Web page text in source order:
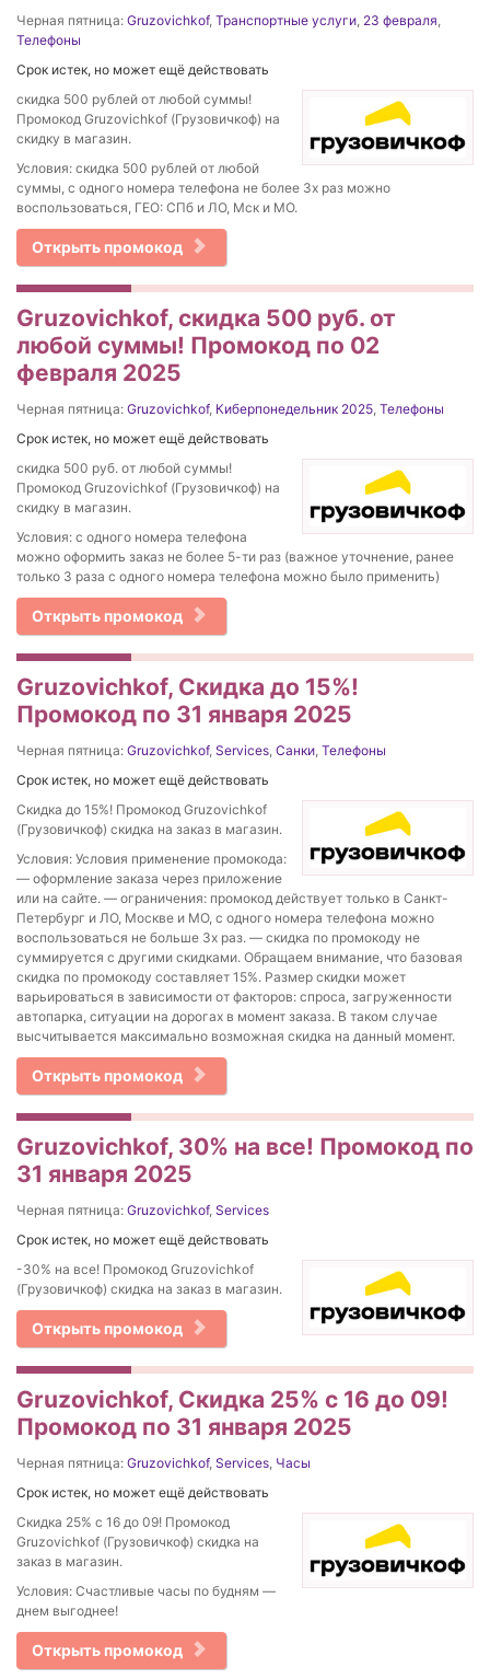
Черная пятница: Gruzovichkof, Транспортные услуги, 23 февраля,
Телефоны
Срок истек, но может ещё действовать
скидка 500 рублей от любой суммы!
Промокод Gruzovichkof (Грузовичкоф) на
скидку в магазин.
Условия: скидка 500 рублей от любой
суммы, с одного номера телефона не более 3х раз можно
воспользоваться, ГЕО: СПб и ЛО, Мск и МО.
Открыть промокод
Gruzovichkof, скидка 500 руб. от
любой суммы! Промокод по 02
февраля 2025
Черная пятница: Gruzovichkof, Киберпонедельник 2025, Телефоны
Срок истек, но может ещё действовать
скидка 500 руб. от любой суммы!
Промокод Gruzovichkof (Грузовичкоф) на
скидку в магазин.
Условия: с одного номера телефона
можно оформить заказ не более 5-ти раз (важное уточнение, ранее
только 3 раза с одного номера телефона можно было применить)
Открыть промокод
Gruzovichkof, Скидка до 15%!
Промокод по 31 января 2025
Черная пятница: Gruzovichkof, Services, Санки, Телефоны
Срок истек, но может ещё действовать
Скидка до 15%! Промокод Gruzovichkof
(Грузовичкоф) скидка на заказ в магазин.
Условия: Условия применение промокода:
— оформление заказа через приложение
или на сайте. — ограничения: промокод действует только в Санкт-
Петербург и ЛО, Москве и МО, с одного номера телефона можно
воспользоваться не больше 3х раз. — скидка по промокоду не
суммируется с другими скидками. Обращаем внимание, что базовая
скидка по промокоду составляет 15%. Размер скидки может
варьироваться в зависимости от факторов: спроса, загруженности
автопарка, ситуации на дорогах в момент заказа. В таком случае
высчитывается максимально возможная скидка на данный момент.
Открыть промокод
Gruzovichkof, 30% на все! Промокод по
31 января 2025
Черная пятница: Gruzovichkof, Services
Срок истек, но может ещё действовать
-30% на все! Промокод Gruzovichkof
(Грузовичкоф) скидка на заказ в магазин.
Открыть промокод
Gruzovichkof, Скидка 25% с 16 до 09!
Промокод по 31 января 2025
Черная пятница: Gruzovichkof, Services, Часы
Срок истек, но может ещё действовать
Скидка 25% с 16 до 09! Промокод
Gruzovichkof (Грузовичкоф) скидка на
заказ в магазин.
Условия: Счастливые часы по будням —
днем выгоднее!
Открыть промокод